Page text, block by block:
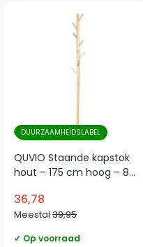
DUURZAAMHEIDSLABEL
QUVIO Staande kapstok
hout – 175 cm hoog – 8
36,78
Meestal 39,95
✓ Op voorraad